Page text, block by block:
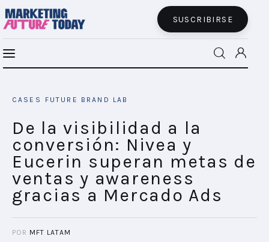
SUSCRIBIRSE
awareness gracias a Mercado Ads
SHARE POST
INSIGHTS
FUTURE BRAND LAB
CONECTADES
CASES FUTURE BRAND LAB
De la visibilidad a la
conversión: Nivea y
Eucerin superan metas de
ventas y awareness
gracias a Mercado Ads
POR MFT LATAM